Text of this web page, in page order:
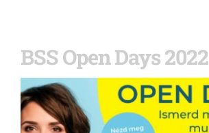
BSS Open Days 2022